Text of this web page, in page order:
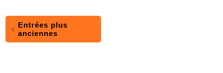
Entrées plus
anciennes